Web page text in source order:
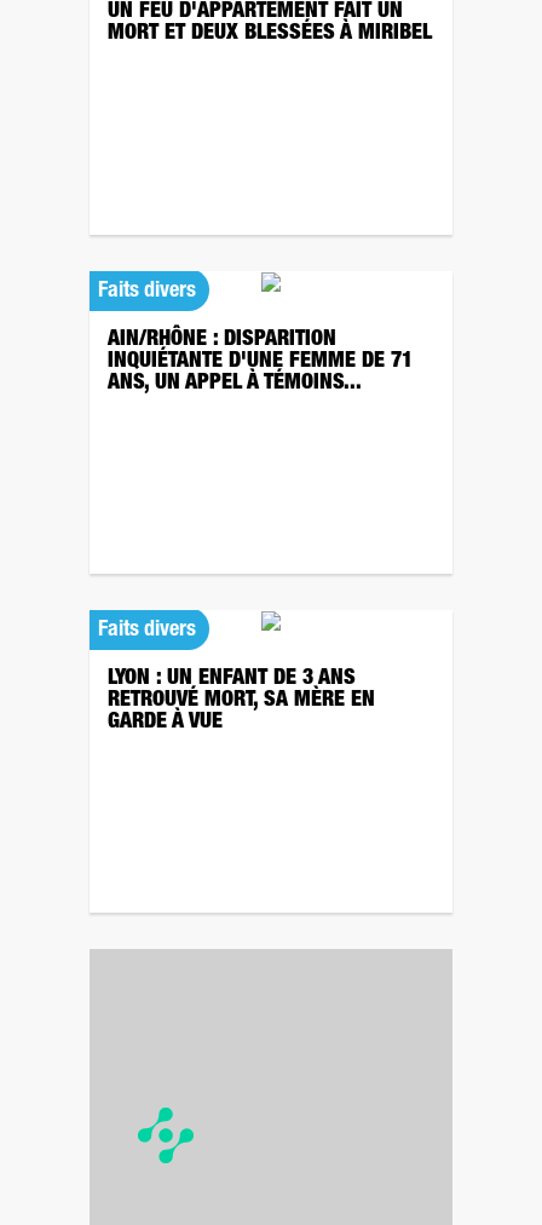
UN FEU D'APPARTEMENT FAIT UN
MORT ET DEUX BLESSÉES À MIRIBEL
Faits divers
AIN/RHÔNE : DISPARITION
INQUIÉTANTE D'UNE FEMME DE 71
ANS, UN APPEL À TÉMOINS...
Faits divers
LYON : UN ENFANT DE 3 ANS
RETROUVÉ MORT, SA MÈRE EN
GARDE À VUE